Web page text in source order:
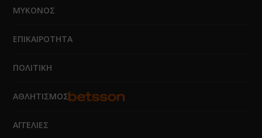
ΜΥΚΟΝΟΣ
ΕΠΙΚΑΙΡΟΤΗΤΑ
ΠΟΛΙΤΙΚΗ
ΑΘΛΗΤΙΣΜΟΣ
ΑΓΓΕΛΙΕΣ